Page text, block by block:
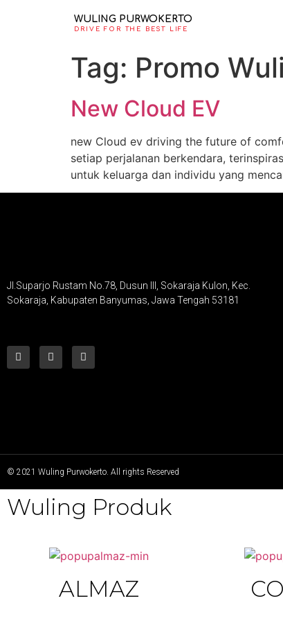
WULING PURWOKERTO
DRIVE FOR THE BEST LIFE
Tag: Promo
New Cloud EV
new Cloud ev driving the future of
setiap perjalanan berkendara,
untuk keluarga dan individu yang
Jl.Suparjo Rustam No.78, Dusun III, Sokaraja Kulon, Kec.
Sokaraja, Kabupaten Banyumas, Jawa Tengah 53181
© 2021 Wuling Purwokerto. All rights Reserved
Wuling Produk
ALMAZ